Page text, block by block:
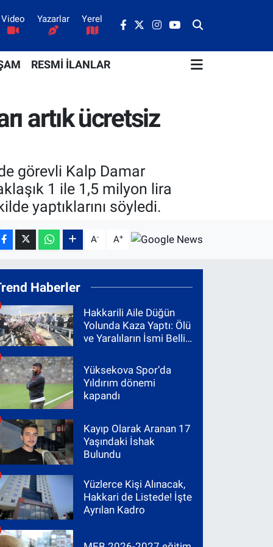
Video Yazarlar Yerel
RESMİ İLANLAR
artık ücretsiz
görevli Kalp Damar
1 ile 1,5 milyon lira
yaptıklarını söyledi.
A- A+
Haberler
Hakkarili Aile Düğün
Yolunda Kaza Yaptı: Ölü
ve Yaralıların İsmi Belli
Yüksekova Spor’da
Yıldırım dönemi
kapandı
Kayıp Olarak Aranan 17
Yaşındaki İshak
Bulundu
Yüzlerce Kişi Alınacak,
Hakkari de Listede! İşte
Ayrılan Kadro